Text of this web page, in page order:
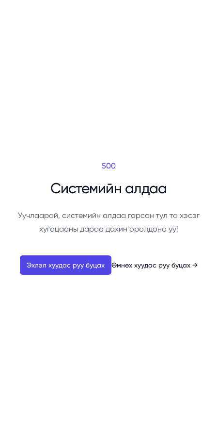
500
Системийн алдаа
Уучлаарай, системийн алдаа гарсан тул та хэсэг
хугацааны дараа дахин оролдоно уу!
Эхлэл хуудас руу буцах Өмнөх хуудас руу буцах →